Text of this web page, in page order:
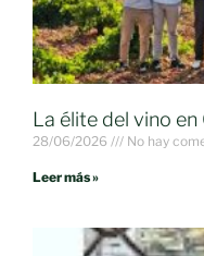
La élite del vino en
28/06/2026 No hay
Leer más »